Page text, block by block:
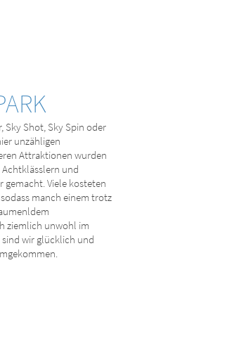
Sky Shot, Sky Spin oder
unzähligen
Attraktionen wurden
und
Viele kosteten
manch einem trotz
ziemlich unwohl im
wir glücklich und